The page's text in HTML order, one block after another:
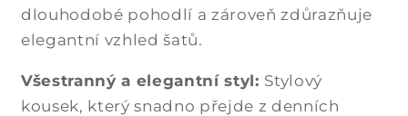
dlouhodobé pohodlí a zároveň zdůrazňuje
elegantní vzhled šatů.
Všestranný a elegantní styl: Stylový
kousek, který snadno přejde z denních